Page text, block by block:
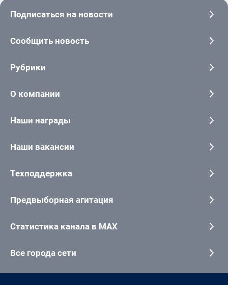
Подписаться на новости
Сообщить новость
Рубрики
О компании
Наши награды
Наши вакансии
Техподдержка
Предвыборная агитация
Статистика канала в MAX
Все города сети